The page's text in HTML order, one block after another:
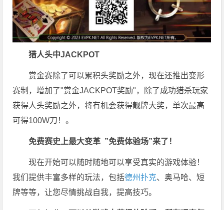
猎人头中JACKPOT
赏金赛除了可以累积头奖励之外，现在还推出变形
赛制，增加了"赏金JACKPOT奖励"，除了成功猎杀玩家
获得人头奖励之外，将有机会获得靓牌大奖，单次最高
可得100W刀！。
免费赛史上最大变革 ”免费体验场”来了！
现在开始可以随时随地可以享受真实的游戏体验！
我们提供丰富多样的玩法，包括德州扑克、奥马哈、短
牌等等，让您尽情挑战自我，提高技巧。